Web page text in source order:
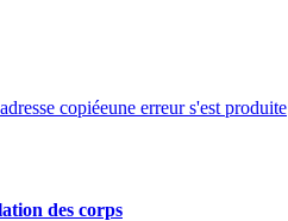
adresse copiéeune erreur s'est produite
des corps